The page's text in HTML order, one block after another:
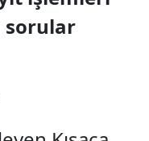
sorular